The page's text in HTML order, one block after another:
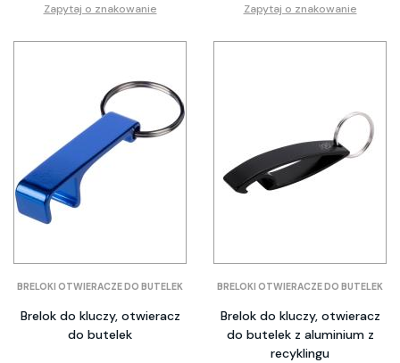
Zapytaj o znakowanie Zapytaj o znakowanie
BRELOKI OTWIERACZE DO BUTELEK
Brelok do kluczy, otwieracz
do butelek
BRELOKI OTWIERACZE DO BUTELEK
Brelok do kluczy, otwieracz
do butelek z aluminium z
recyklingu